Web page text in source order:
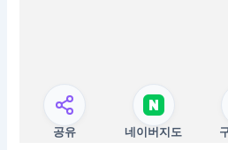
공유 네이버지도